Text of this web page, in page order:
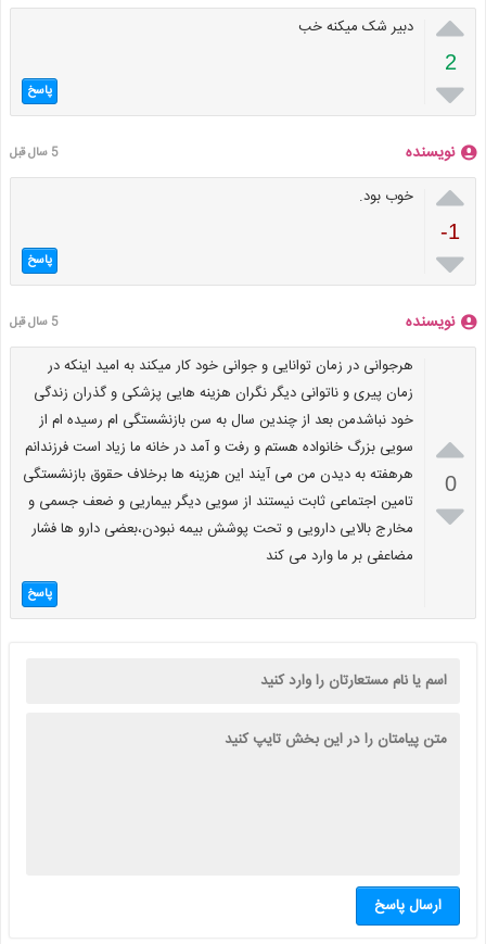

2

دبیر شک میکنه خب
پاسخ
نویسنده 5 سال قبل

-1

خوب بود.
پاسخ
نویسنده 5 سال قبل

0

هرجوانی در زمان توانایی و جوانی خود کار میکند به امید اینکه در
زمان پیری و ناتوانی دیگر نگران هزینه هایی پزشکی و گذران زندگی
خود نباشدمن بعد از چندین سال به سن بازنشستگی ام رسیده ام از
سویی بزرگ خانواده هستم و رفت و آمد در خانه ما زیاد است فرزندانم
هرهفته به دیدن من می آیند این هزینه ها برخلاف حقوق بازنشستگی
تامین اجتماعی ثابت نیستند از سویی دیگر بیماریی و ضعف جسمی و
مخارج بالایی دارویی و تحت پوشش بیمه نبودن،بعضی دارو ها فشار
مضاعفی بر ما وارد می کند
پاسخ
ارسال پاسخ